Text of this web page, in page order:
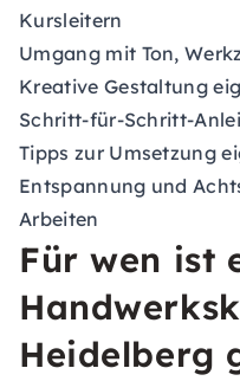
Kursleitern
Umgang mit Ton,
Kreative Gestaltung
Schritt-für-Schritt-
Tipps zur Umsetzung
Entspannung und
Arbeiten
Für wen ist
Heidelberg